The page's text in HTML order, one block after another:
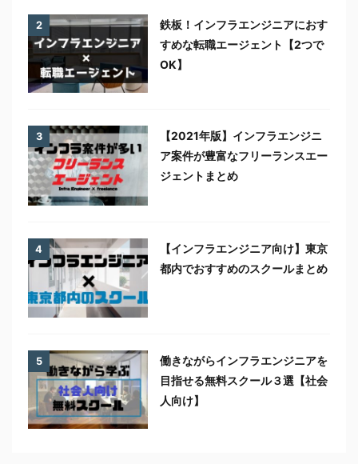
2
鉄板！インフラエンジニアにおす
すめな転職エージェント【2つで
OK】
3
【2021年版】インフラエンジニ
ア案件が豊富なフリーランスエー
ジェントまとめ
4
【インフラエンジニア向け】東京
都内でおすすめのスクールまとめ
5
働きながらインフラエンジニアを
目指せる無料スクール３選【社会
人向け】